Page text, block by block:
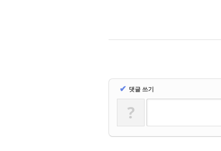
✔ 댓글 쓰기
?